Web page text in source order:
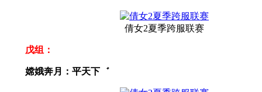
倩女2夏季跨服联赛
戊组：
嫦娥奔月：平天下゛